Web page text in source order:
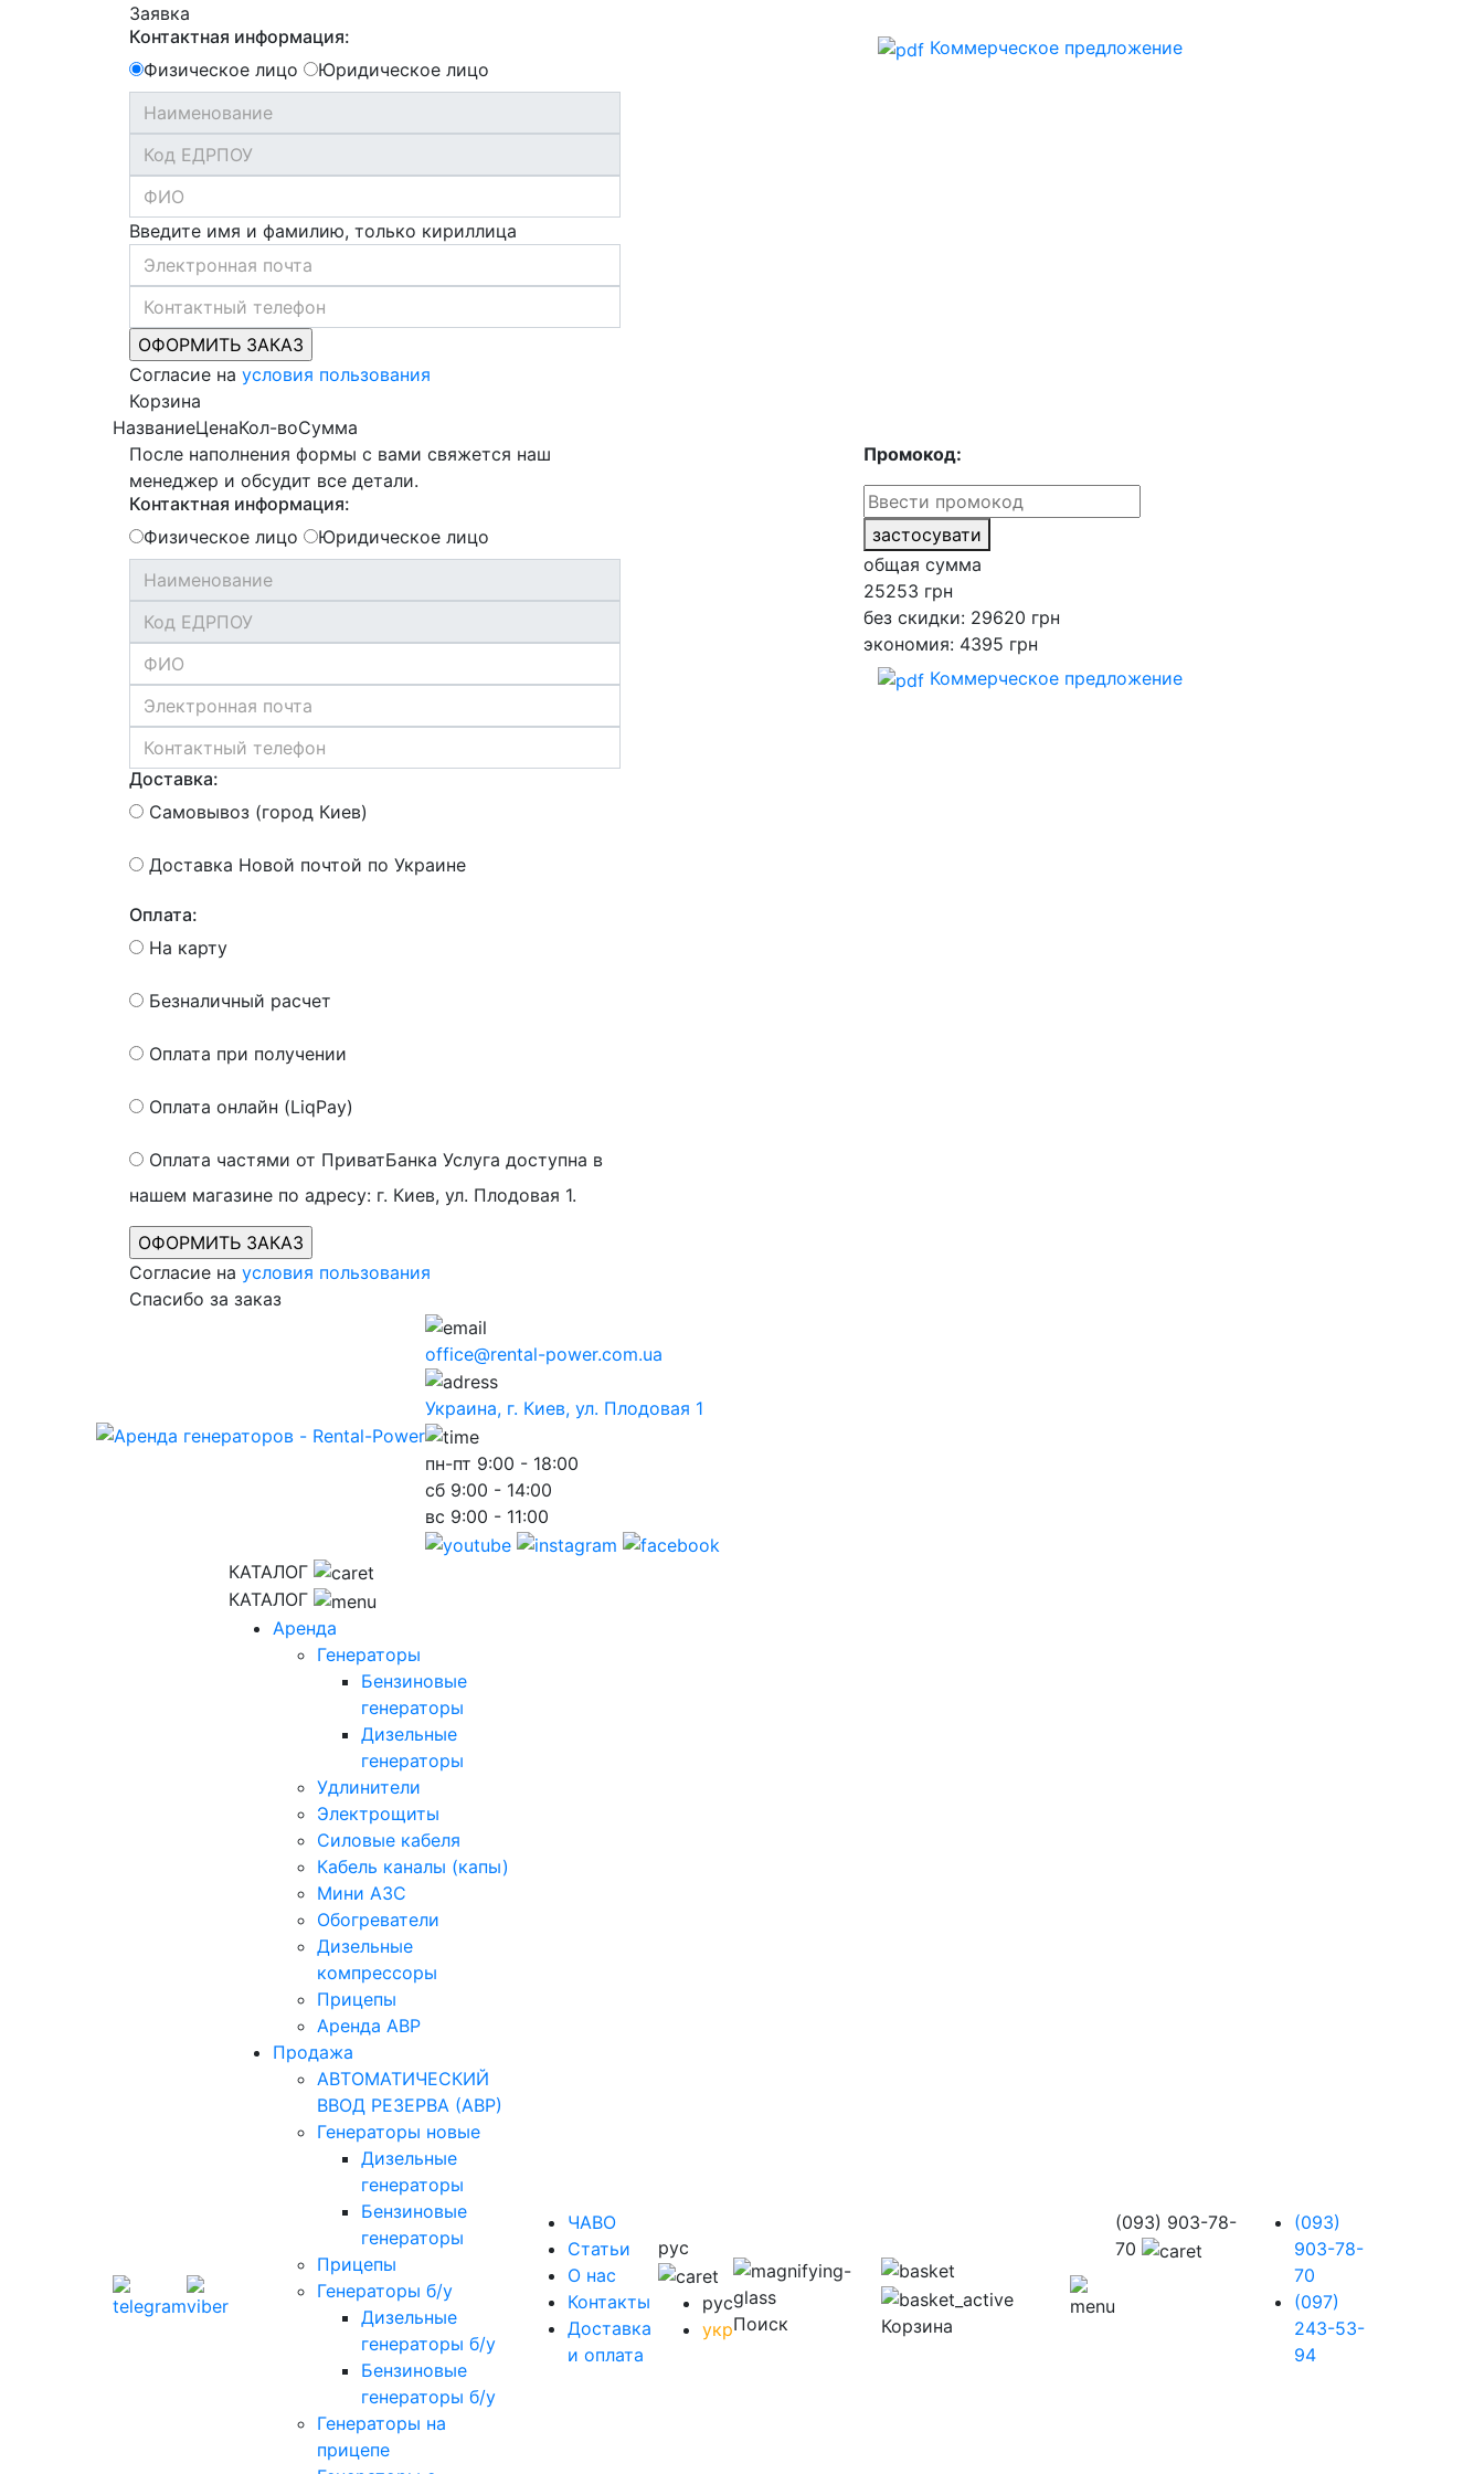
Заявка
Контактная информация:
Физическое лицо
Юридическое лицо
Введите имя и фамилию, только кириллица
Согласие на условия пользования
Коммерческое предложение
Корзина
НазваниеЦенаКол-воСумма
После наполнения формы с вами свяжется наш
менеджер и обсудит все детали.
Контактная информация:
Физическое лицо
Юридическое лицо
Доставка:
Самовывоз (город Киев)
Доставка Новой почтой по Украине
Оплата:
На карту
Безналичный расчет
Оплата при получении
Оплата онлайн (LiqPay)
Оплата частями от ПриватБанка Услуга доступна в
нашем магазине по адресу: г. Киев, ул. Плодовая 1.
Согласие на условия пользования
Промокод:
застосувати
общая сумма
25253 грн
без скидки: 29620 грн
экономия: 4395 грн
Коммерческое предложение
Спасибо за заказ
office@rental-power.com.ua
Украина, г. Киев, ул. Плодовая 1
пн-пт 9:00 - 18:00
сб 9:00 - 14:00
вс 9:00 - 11:00
КАТАЛОГ
КАТАЛОГ
Аренда
Генераторы
Бензиновые
генераторы
Дизельные
генераторы
Удлинители
Электрощиты
Силовые кабеля
Кабель каналы (капы)
Мини АЗС
Обогреватели
Дизельные
компрессоры
Прицепы
Аренда АВР
Продажа
АВТОМАТИЧЕСКИЙ
ВВОД РЕЗЕРВА (АВР)
Генераторы новые
Дизельные
генераторы
Бензиновые
генераторы
Прицепы
Генераторы б/у
Дизельные
генераторы б/у
Бензиновые
генераторы б/у
Генераторы на
прицепе
ЧАВО
Cтатьи
O нас
Контакты
Доставка
и оплата
рус
рус
укрПоиск Корзина
(093) 903-78-
70
(093)
903-78-
70
(097)
243-53-
94